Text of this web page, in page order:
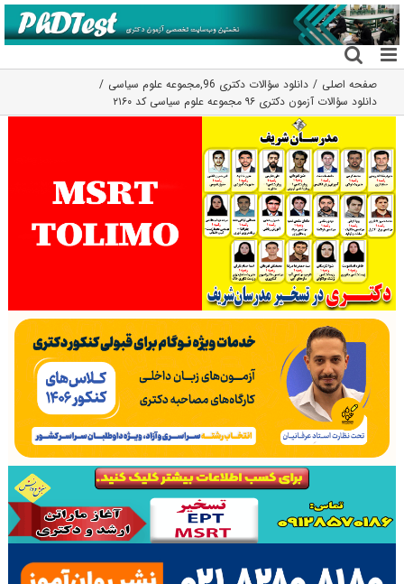
رفتن
به
محتوا
صفحه اصلی دانلود سؤالات دکتری 96 ,مجموعه علوم سیاسی
دانلود سؤالات آزمون دکتری ۹۶ مجموعه علوم سیاسی کد ۲۱۶۰